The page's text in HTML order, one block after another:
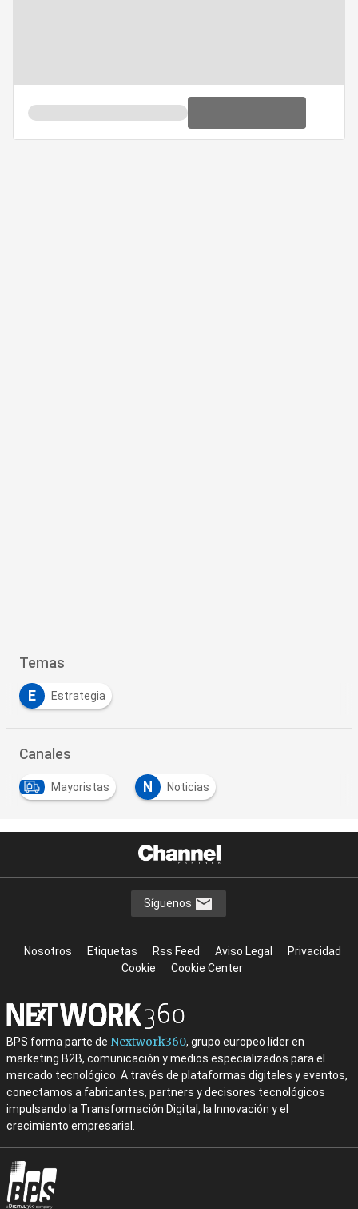
Temas
E Estrategia
Canales
Mayoristas N Noticias
Síguenos
Nosotros Etiquetas Rss Feed Aviso Legal
Privacidad
Cookie
Cookie Center
BPS forma parte de Nextwork360, grupo europeo líder en
marketing B2B, comunicación y medios especializados para el
mercado tecnológico. A través de plataformas digitales y eventos,
conectamos a fabricantes, partners y decisores tecnológicos
impulsando la Transformación Digital, la Innovación y el
crecimiento empresarial.